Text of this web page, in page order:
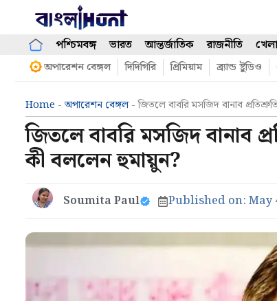
content
পশ্চিমবঙ্গ ভারত আন্তর্জাতিক রাজনীতি খেলা
অপারেশন বেঙ্গল দিদিগিরি প্রিমিয়াম ব্র্যান্ড ষ্টুডিও
Home -অপারেশন বেঙ্গল-জিতলে বাবরি মসজিদ বানাব
জিতলে বাবরি মসজিদ বানাব
কী বললেন হুমায়ুন?
Soumita Paul Published on: May